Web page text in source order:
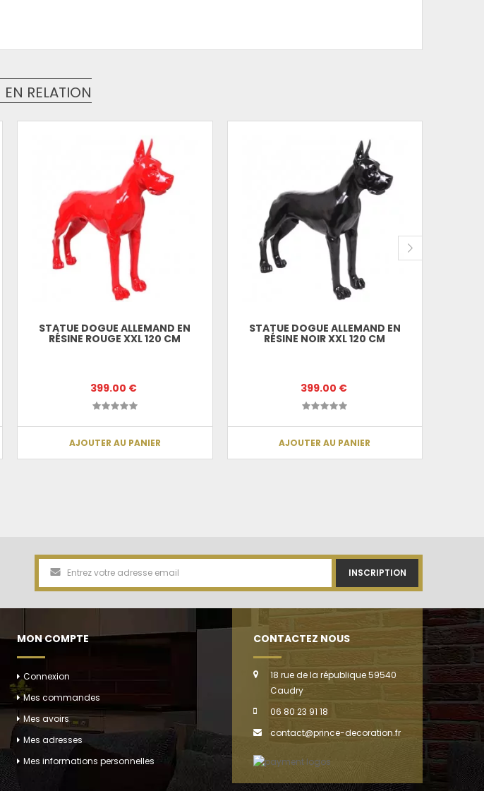
EN RELATION
STATUE DOGUE ALLEMAND EN
RÉSINE ROUGE XXL 120 CM
399.00 €
AJOUTER AU PANIER
STATUE DOGUE ALLEMAND EN
RÉSINE NOIR XXL 120 CM
399.00 €
AJOUTER AU PANIER
INSCRIPTION
MON COMPTE
Connexion
Mes commandes
Mes avoirs
Mes adresses
Mes informations personnelles
CONTACTEZ NOUS
18 rue de la république 59540
Caudry
06 80 23 91 18
contact@prince-decoration.fr